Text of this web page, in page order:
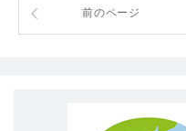
前のページ